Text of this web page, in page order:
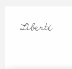
Liberté